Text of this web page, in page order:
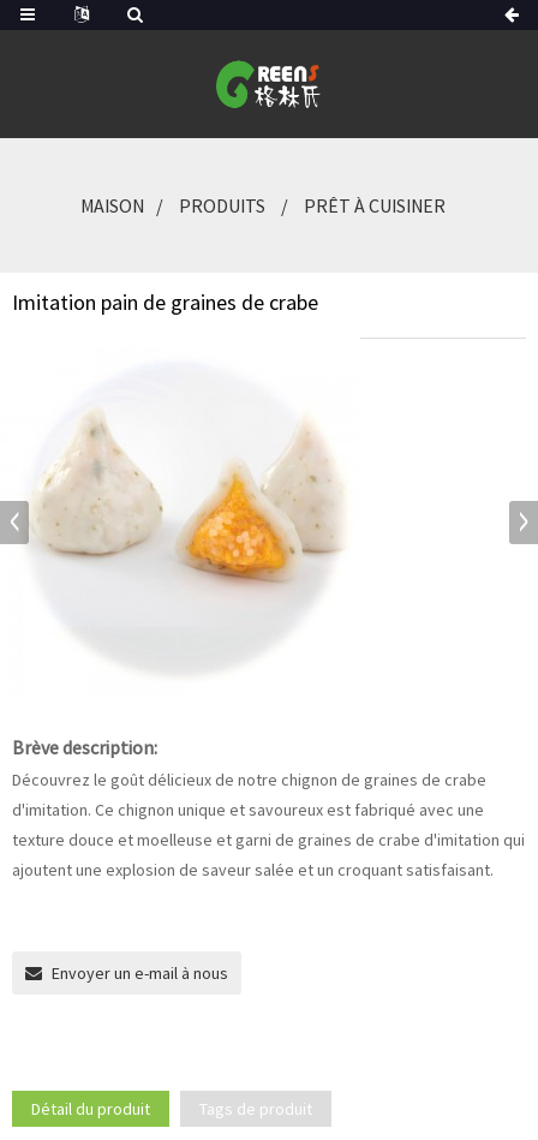
MAISON PRODUITS PRÊT À CUISINER
Imitation pain de graines de crabe
Brève description:
Découvrez le goût délicieux de notre chignon de graines de crabe
d'imitation. Ce chignon unique et savoureux est fabriqué avec une
texture douce et moelleuse et garni de graines de crabe d'imitation qui
ajoutent une explosion de saveur salée et un croquant satisfaisant.
Envoyer un e-mail à nous
Détail du produit Tags de produit